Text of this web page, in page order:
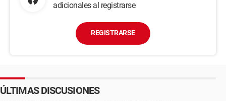
adicionales al registrarse
REGISTRARSE
ÚLTIMAS DISCUSIONES